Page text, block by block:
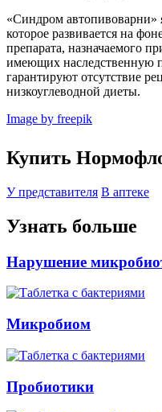
«Синдром автопивоварни»
которое развивается на
препарата, назначаемого
имеющих наследственную
гарантируют отсутствие
низкоуглеводной диеты.
Image by freepik
Купить
У представителя В аптеке
Узнать больше
Нарушение
Микробиом
Пробиотики